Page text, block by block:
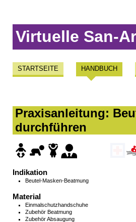
Virtuelle San-
STARTSEITE HANDBUCH
Praxisanleitung:
durchführen
Indikation
Beutel-Masken-Beatmung
Material
Einmalschutzhandschuhe
Zubehör Beatmung
Zubehör Absaugung